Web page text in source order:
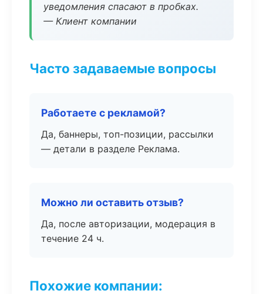
уведомления спасают в пробках.
— Клиент компании
Часто задаваемые вопросы
Работаете с рекламой?
Да, баннеры, топ-позиции, рассылки
— детали в разделе Реклама.
Можно ли оставить отзыв?
Да, после авторизации, модерация в
течение 24 ч.
Похожие компании: